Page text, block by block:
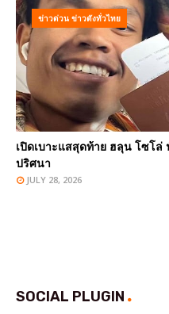
ข่าวด่วน ข่าวดังทั่วไทย
เปิดเบาะแสสุดท้าย ฮลุน โซโล่
ปริศนา
JULY 28, 2026
SOCIAL PLUGIN